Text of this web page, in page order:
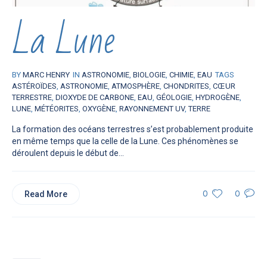
La Lune
BY MARC HENRY IN ASTRONOMIE BIOLOGIE CHIMIE EAU TAGS
ASTÉROÏDES ASTRONOMIE ATMOSPHÈRE CHONDRITES CŒUR
TERRESTRE DIOXYDE DE CARBONE EAU GÉOLOGIE HYDROGÈNE
LUNE MÉTÉORITES OXYGÈNE RAYONNEMENT UV,TERRE
La formation des océans terrestres s’est probablement produite
en même temps que la celle de la Lune. Ces phénomènes se
déroulent depuis le début de...
0 0
Read More